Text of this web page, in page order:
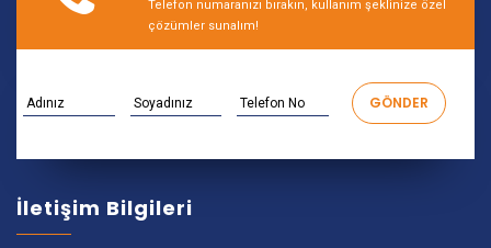
Telefon numaranızı bırakın, kullanım şeklinize özel
çözümler sunalım!
İletişim Bilgileri